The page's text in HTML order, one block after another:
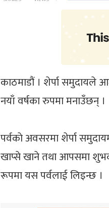
काठमाडौं । शेर्पा समुदायले
नयाँ वर्षका रुपमा मनाउँछन् ।
पर्वकाे अवसरमा शेर्पा
खाप्से खाने तथा आपसमा
रूपमा यस पर्वलाई लिइन्छ ।